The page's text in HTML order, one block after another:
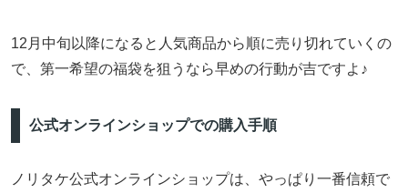
12月中旬以降になると人気商品から順に売り切れていくの
で、第一希望の福袋を狙うなら早めの行動が吉ですよ♪
公式オンラインショップでの購入手順
ノリタケ公式オンラインショップは、やっぱり一番信頼で